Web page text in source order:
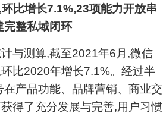
比增长7.1%,23项能力开放串
完整私域闭环
测算,截至2021年6月,微信
比2020年增长7.1%。经过半
产品功能、品牌营销、商业交
得了充分发展与完善,用户习惯